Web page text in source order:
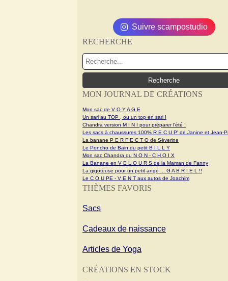
Suivre scampostudio
RECHERCHE
MON JOURNAL DE CRÉATIONS
Mon sac de V O Y A G E
Un sari au TOP , ou un top en sari !
Chandra version M I N I pour préparer l'été !
Les sacs à chaussures 100% R E C U P' de Janine et Jean-
La banane P E R F E C T O de Séverine
Le Poncho de Bain du petit B I L L Y
Mon sac Chandra du N O N - C H O I X
La Banane en V E L O U R S de la Maman de Fanny
La gigoteuse pour un petit ange ... G A B R I E L !!
Le C O U PE - V E N T aux autos de Joachim
THÈMES FAVORIS
Sacs
Cadeaux de naissance
Articles de Yoga
CRÉATIONS EN STOCK